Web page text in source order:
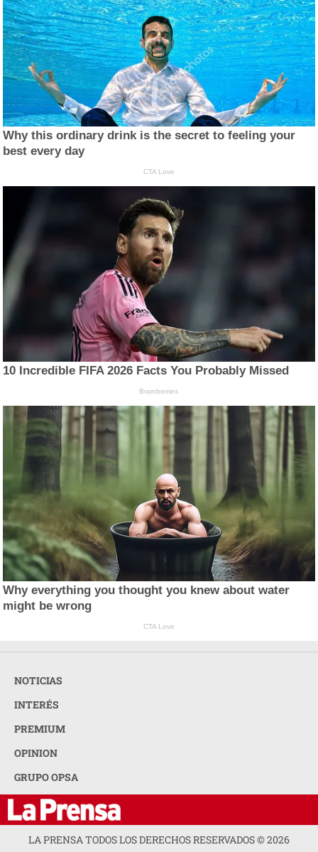
Why this ordinary drink is the secret to feeling your
best every day
CTA Love
10 Incredible FIFA 2026 Facts You Probably Missed
Brainberries
Why everything you thought you knew about water
might be wrong
CTA Love
NOTICIAS
INTERÉS
PREMIUM
OPINION
GRUPO OPSA
LA PRENSA TODOS LOS DERECHOS RESERVADOS ©2026